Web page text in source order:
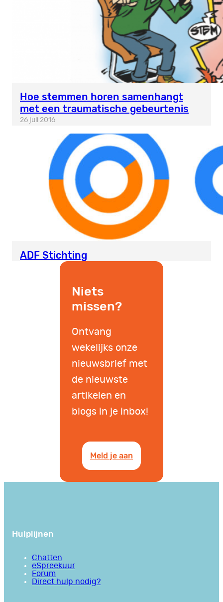
Hoe stemmen horen samenhangt
met een traumatische gebeurtenis
26 juli 2016
ADF Stichting
Niets
missen?
Ontvang
wekelijks onze
nieuwsbrief met
de nieuwste
artikelen en
blogs in je inbox!
Meld je aan
Hulplijnen
Chatten
eSpreekuur
Forum
Direct hulp nodig?